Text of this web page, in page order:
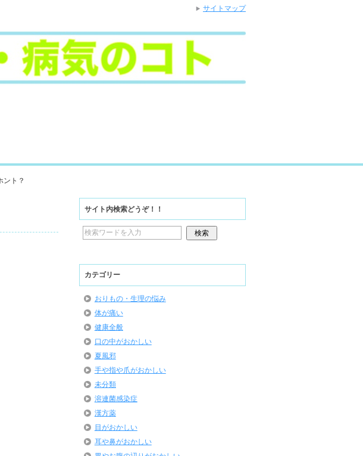
ント？
サイト内検索どうぞ！！
カテゴリー
おりもの・生理の悩み
体が痛い
健康全般
口の中がおかしい
夏風邪
手や指や爪がおかしい
未分類
溶連菌感染症
漢方薬
目がおかしい
耳や鼻がおかしい
サイトマップ